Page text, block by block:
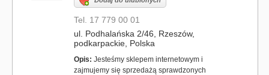
Tel. 17 779 00 01
ul. Podhalańska 2/46, Rzeszów,
podkarpackie, Polska
Opis: Jesteśmy sklepem internetowym i
zajmujemy się sprzedażą sprawdzonych